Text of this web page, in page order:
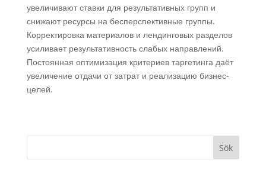
увеличивают ставки для результативных групп и
снижают ресурсы на бесперспективные группы.
Корректировка материалов и лендинговых разделов
усиливает результативность слабых направлений.
Постоянная оптимизация критериев таргетинга даёт
увеличение отдачи от затрат и реализацию бизнес-
целей.